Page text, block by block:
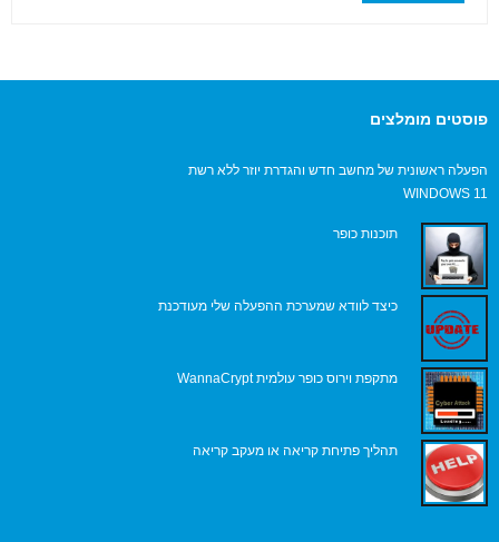
פוסטים מומלצים
הפעלה ראשונית של מחשב חדש והגדרת יוזר ללא רשת
WINDOWS 11
תוכנות כופר
כיצד לוודא שמערכת ההפעלה שלי מעודכנת
מתקפת וירוס כופר עולמית WannaCrypt
תהליך פתיחת קריאה או מעקב קריאה